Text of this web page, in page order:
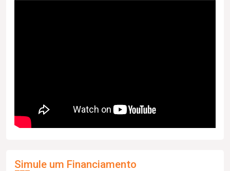
Simule um Financiamento